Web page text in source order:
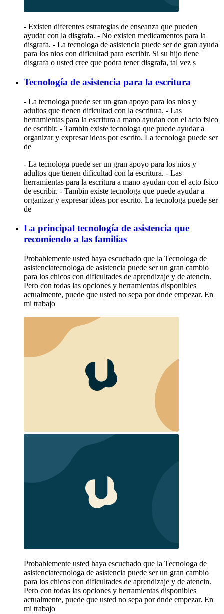
- Existen diferentes estrategias de enseanza que pueden
ayudar con la disgrafa. - No existen medicamentos para la
disgrafa. - La tecnologa de asistencia puede ser de gran ayuda
para los nios con dificultad para escribir. Si su hijo tiene
disgrafa o usted cree que podra tener disgrafa, tal vez s
Tecnología de asistencia para la escritura
- La tecnologa puede ser un gran apoyo para los nios y
adultos que tienen dificultad con la escritura. - Las
herramientas para la escritura a mano ayudan con el acto fsico
de escribir. - Tambin existe tecnologa que puede ayudar a
organizar y expresar ideas por escrito. La tecnologa puede ser
de
- La tecnologa puede ser un gran apoyo para los nios y
adultos que tienen dificultad con la escritura. - Las
herramientas para la escritura a mano ayudan con el acto fsico
de escribir. - Tambin existe tecnologa que puede ayudar a
organizar y expresar ideas por escrito. La tecnologa puede ser
de
La principal tecnología de asistencia que
recomiendo a las familias
Probablemente usted haya escuchado que la Tecnologa de
asistenciatecnologa de asistencia puede ser un gran cambio
para los chicos con dificultades de aprendizaje y de atencin.
Pero con todas las opciones y herramientas disponibles
actualmente, puede que usted no sepa por dnde empezar. En
mi trabajo
Probablemente usted haya escuchado que la Tecnologa de
asistenciatecnologa de asistencia puede ser un gran cambio
para los chicos con dificultades de aprendizaje y de atencin.
Pero con todas las opciones y herramientas disponibles
actualmente, puede que usted no sepa por dnde empezar. En
mi trabajo